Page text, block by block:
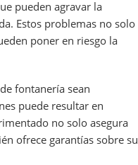
pueden agravar la
Estos problemas no solo
poner en riesgo la
fontanería sean
puede resultar en
no solo asegura
ofrece garantías sobre su